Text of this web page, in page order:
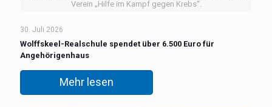
Verein „Hilfe im Kampf gegen Krebs“.
30. Juli 2026
Wolffskeel-Realschule spendet über 6.500 Euro für
Angehörigenhaus
Mehr lesen